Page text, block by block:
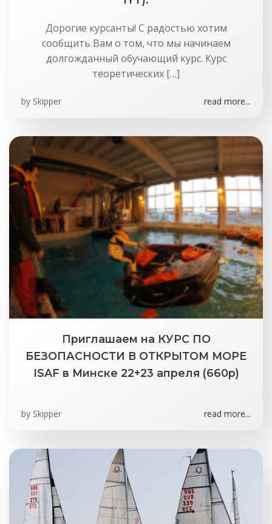
Дорогие курсанты! С радостью хотим
сообщить Вам о том, что мы начинаем
долгожданный обучающий курс. Курс
теоретических […]
by Skipper read more...
Приглашаем на КУРС ПО
БЕЗОПАСНОСТИ В ОТКРЫТОМ МОРЕ
ISAF в Минске 22+23 апреля (660р)
by Skipper read more...